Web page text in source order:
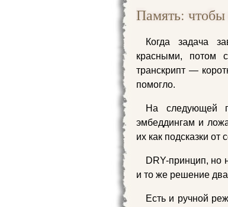
Память: чтобы
Когда задача
красными, потом
транскрипт —
помогло.
На следующей
эмбеддингам и
их как подсказки от
DRY-принцип, но
и то же решение
Есть и ручной